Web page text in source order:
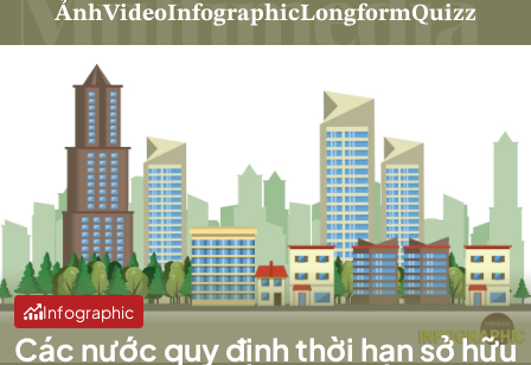
ẢnhVideoInfographicLongformQuizz
Infographic
Các nước quy định thời hạn sở hữu